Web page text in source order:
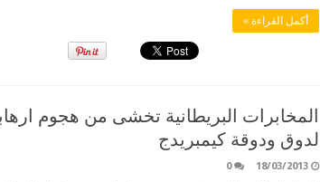
أكمل القراءة »
المخابرات البريطانية تخشى من هجوم
لدوق ودوقة كيمبريدج
18/03/2013
0